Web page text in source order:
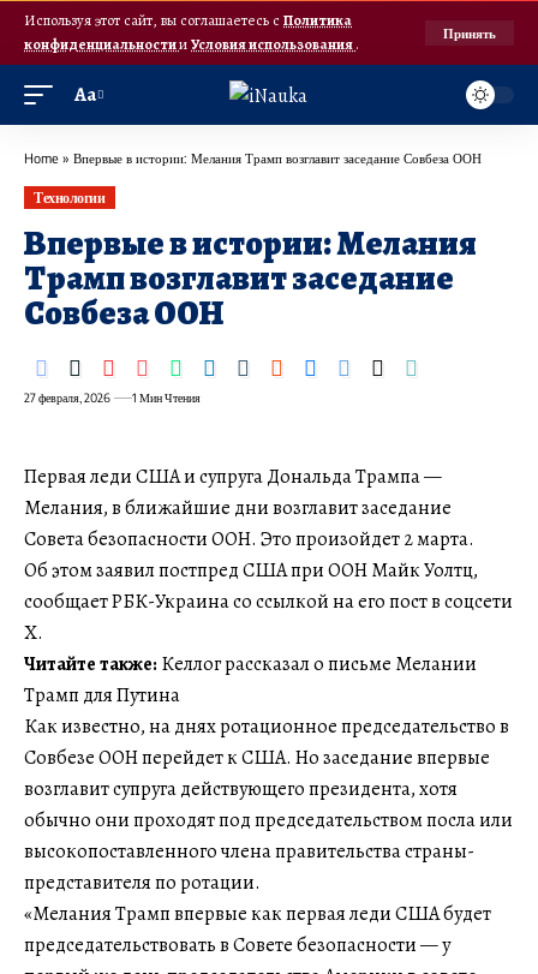
Используя этот сайт, вы соглашаетесь с Политика
конфиденциальностииУсловия использования.
Принять
Аа
Home » Впервые в истории: Мелания Трамп возглавит заседание Совбеза ООН
Технологии
Впервые в истории: Мелания
Трамп возглавит заседание
Совбеза ООН
27 февраля, 2026 1 Мин Чтения
Первая леди США и супруга Дональда Трампа —
Мелания, в ближайшие дни возглавит заседание
Совета безопасности ООН. Это произойдет 2 марта.
Об этом заявил постпред США при ООН Майк Уолтц,
сообщает РБК-Украина со ссылкой на его пост в соцсети
Х.
Читайте также: Келлог рассказал о письме Мелании
Трамп для Путина
Как известно, на днях ротационное председательство в
Совбезе ООН перейдет к США. Но заседание впервые
возглавит супруга действующего президента, хотя
обычно они проходят под председательством посла или
высокопоставленного члена правительства страны-
представителя по ротации.
«Мелания Трамп впервые как первая леди США будет
председательствовать в Совете безопасности — у